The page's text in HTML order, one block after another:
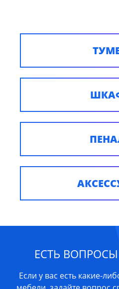
ЕСТЬ
Если у вас есть какие-